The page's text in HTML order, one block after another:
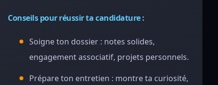
Conseils pour réussir ta candidature :
Soigne ton dossier : notes solides,
engagement associatif, projets personnels.
Prépare ton entretien : montre ta curiosité,